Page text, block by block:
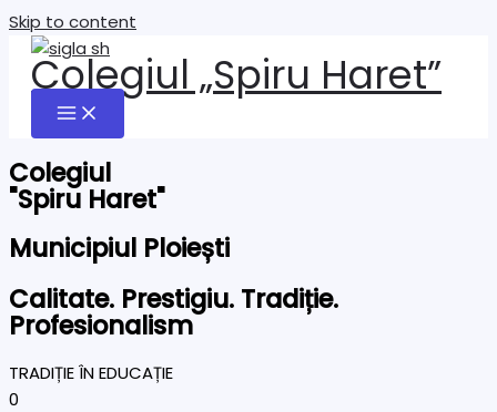
Skip to content
Colegiul „Spiru Haret”
Colegiul
"Spiru Haret"
Municipiul Ploiești
Calitate. Prestigiu. Tradiție.
Profesionalism
TRADIȚIE ÎN EDUCAȚIE
0